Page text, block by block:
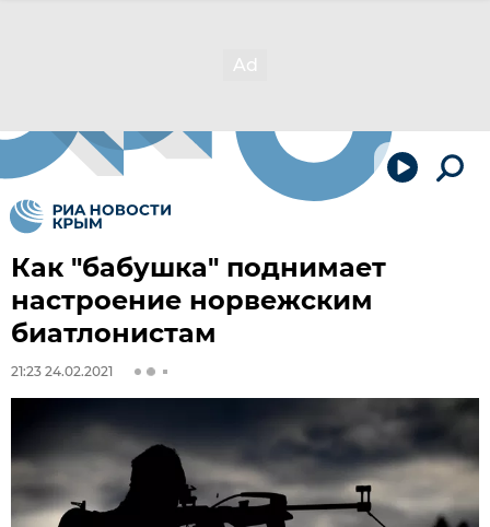
Как "бабушка" поднимает
настроение норвежским
биатлонистам
21:23 24.02.2021